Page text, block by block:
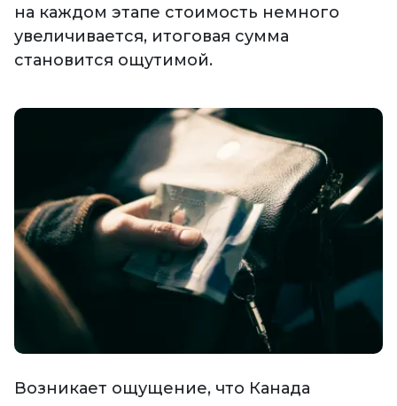
на каждом этапе стоимость немного
увеличивается, итоговая сумма
становится ощутимой.
Возникает ощущение, что Канада